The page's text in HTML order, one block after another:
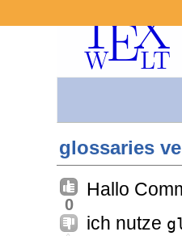
glossaries
0
Hallo
ich nutze